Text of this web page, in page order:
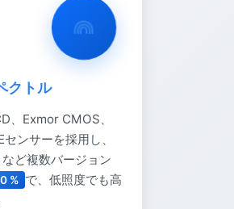
クトル
、Exmor CMOS、
ンサーを採用し、
ど複数バージョン
% で、低照度でも高